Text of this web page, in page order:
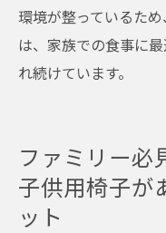
環境が整っているた
は、家族での食事に
れ続けています。
ファミリー必
子供用椅子が
ット